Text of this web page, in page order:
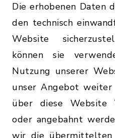
Die erhobenen Daten
den technisch
Website
können sie
Nutzung unserer
unser Angebot weiter
über diese Website
oder angebahnt
wir die übermittelten